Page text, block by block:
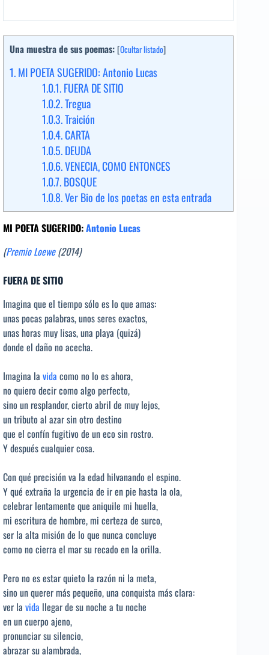
Una muestra de sus poemas: [Ocultar listado]
1.MI POETA SUGERIDO: Antonio Lucas
1.0.1.FUERA DE SITIO
1.0.2.Tregua
1.0.3.Traición
1.0.4.CARTA
1.0.5.DEUDA
1.0.6.VENECIA, COMO ENTONCES
1.0.7.BOSQUE
1.0.8.Ver Bio de los poetas en esta entrada
MI POETA SUGERIDO:Antonio Lucas
(Premio Loewe(2014)
FUERA DE SITIO
Imagina que el tiempo sólo es lo que amas:
unas pocas palabras, unos seres exactos,
unas horas muy lisas, una playa (quizá)
donde el daño no acecha.
Imagina la vida como no lo es ahora,
no quiero decir como algo perfecto,
sino un resplandor, cierto abril de muy lejos,
un tributo al azar sin otro destino
que el confín fugitivo de un eco sin rostro.
Y después cualquier cosa.
Con qué precisión va la edad hilvanando el espino.
Y qué extraña la urgencia de ir en pie hasta la ola,
celebrar lentamente que aniquile mi huella,
mi escritura de hombre, mi certeza de surco,
ser la alta misión de lo que nunca concluye
como no cierra el mar su recado en la orilla.
Pero no es estar quieto la razón ni la meta,
sino un querer más pequeño, una conquista más clara:
ver la vida llegar de su noche a tu noche
en un cuerpo ajeno,
pronunciar su silencio,
abrazar su alambrada,